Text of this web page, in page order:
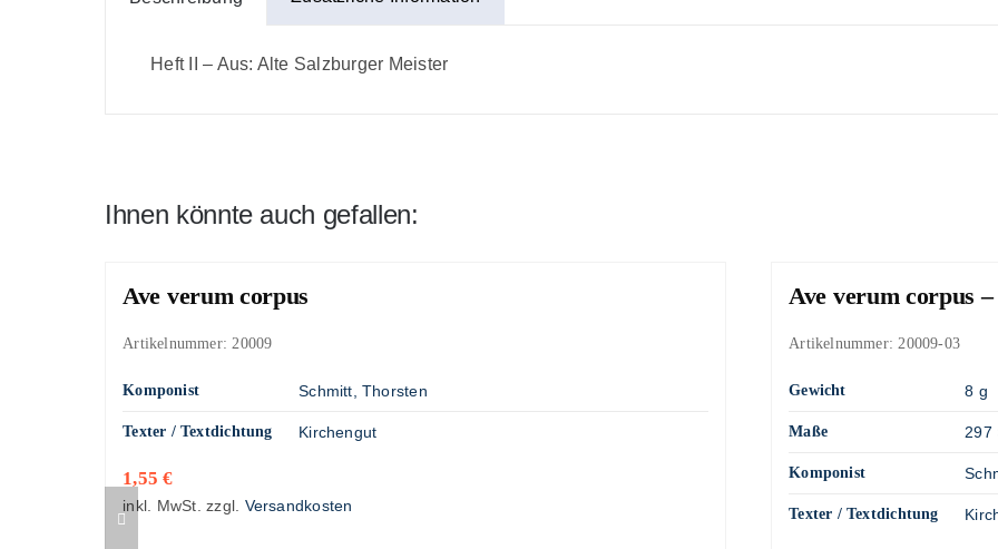
Heft II – Aus: Alte Salzburger Meister
Ihnen könnte auch gefallen:
Ave verum corpus
Artikelnummer:20009
Komponist Schmitt, Thorsten
Texter / Textdichtung Kirchengut
1,55€
inkl. MwSt. zzgl. Versandkosten
Ave verum corpus
Artikelnummer:20009-03
Gewicht 8 g
Maße 297
Komponist
Texter / Textdichtung